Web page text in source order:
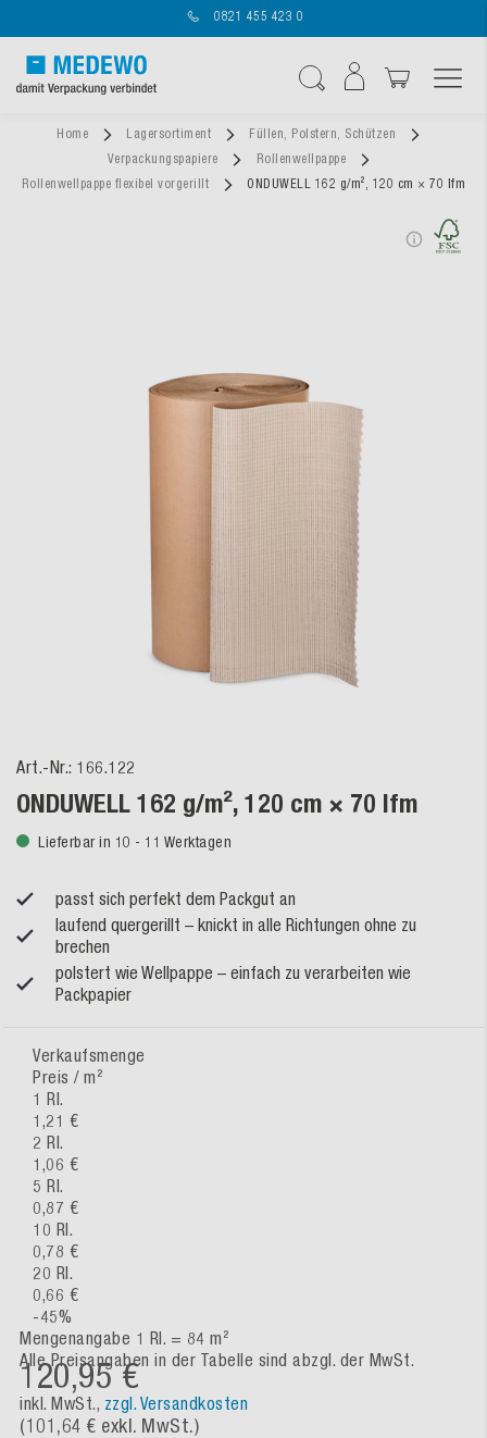
0821 455 423 0
Home Lagersortiment
Füllen, Polstern, Schützen
Verpackungspapiere
Rollenwellpappe
Rollenwellpappe flexibel vorgerillt
ONDUWELL 162 g/m², 120 cm × 70 lfm
Art.-Nr.: 166.122
ONDUWELL 162 g/m², 120 cm × 70 lfm
Lieferbar in 10 - 11 Werktagen
passt sich perfekt dem Packgut an
laufend quergerillt – knickt in alle Richtungen ohne zu
brechen
polstert wie Wellpappe – einfach zu verarbeiten wie
Packpapier
Verkaufsmenge
Preis / m²
1 Rl.
1,21 €
2 Rl.
1,06 €
5 Rl.
0,87 €
10 Rl.
0,78 €
20 Rl.
0,66 €
-45%
Mengenangabe 1 Rl. = 84 m²
Alle Preisangaben in der Tabelle sind abzgl. der MwSt.
120,95 €
inkl. MwSt., zzgl. Versandkosten
(101,64 € exkl. MwSt.)